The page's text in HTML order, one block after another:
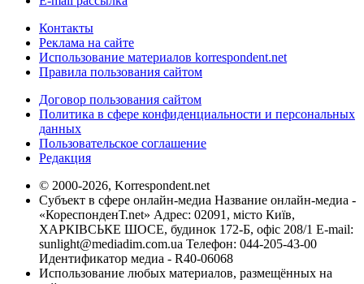
Контакты
Реклама на сайте
Использование материалов korrespondent.net
Правила пользования сайтом
Договор пользования сайтом
Политика в сфере конфиденциальности и персональных
данных
Пользовательское соглашение
Редакция
© 2000-2026, Korrespondent.net
Субъект в сфере онлайн-медиа Название онлайн-медиа -
«КореспонденТ.net» Адрес: 02091, місто Київ,
ХАРКІВСЬКЕ ШОСЕ, будинок 172-Б, офіс 208/1 E-mail:
sunlight@mediadim.com.ua Телефон: 044-205-43-00
Идентификатор медиа - R40-06068
Использование любых материалов, размещённых на